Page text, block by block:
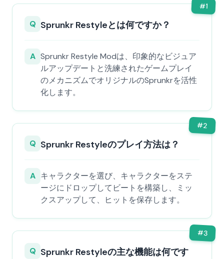
#1
Q Sprunkr Restyleとは何ですか？
A Sprunkr Restyle Modは、印象的なビジュア
ルアップデートと洗練されたゲームプレイ
のメカニズムでオリジナルのSprunkrを活性
化します。
#2
Q Sprunkr Restyleのプレイ方法は？
A キャラクターを選び、キャラクターをステ
ージにドロップしてビートを構築し、ミッ
クスアップして、ヒットを保存します。
#3
Q Sprunkr Restyleの主な機能は何です